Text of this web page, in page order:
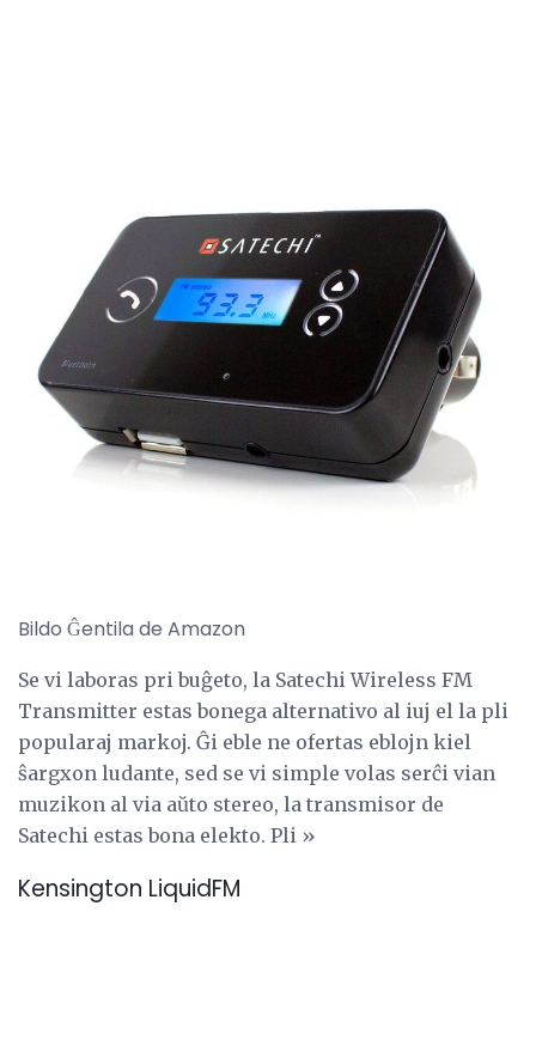
Bildo Ĝentila de Amazon
Se vi laboras pri buĝeto, la Satechi Wireless FM
Transmitter estas bonega alternativo al iuj el la pli
popularaj markoj. Ĝi eble ne ofertas eblojn kiel
ŝargxon ludante, sed se vi simple volas serĉi vian
muzikon al via aŭto stereo, la transmisor de
Satechi estas bona elekto. Pli »
Kensington LiquidFM